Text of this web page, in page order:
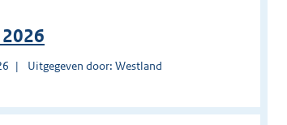
Uitgegeven door: Westland